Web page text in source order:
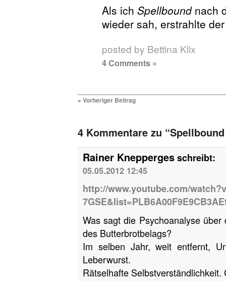
Als ich Spellboundnach
wieder sah, erstrahlte
posted by Bettina Klix
4 Comments »
« Vorheriger Beitrag
4 Kommentare zu
Rainer Kneppergesschreibt:
05.05.2012 12:45
http://www.youtube.com/
Was sagt die Psychoanalyse
des Butterbrotbelags?
Im selben Jahr, weit entfernt,
Leberwurst.
Rätselhafte